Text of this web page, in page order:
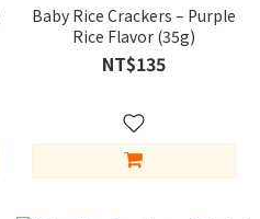
Baby Rice Crackers – Purple
Rice Flavor (35g)
NT$135